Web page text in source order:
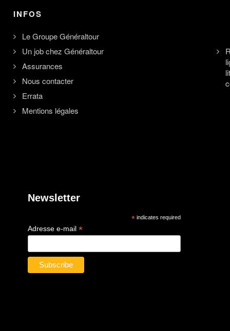
INFOS
Le Groupe Généraltour
Un job chez Généraltour
Assurances
Nous contacter
Errata
Mentions légales